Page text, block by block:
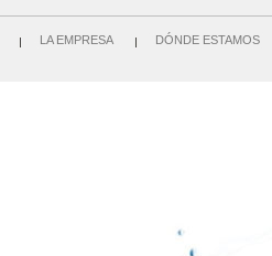
LA EMPRESA DÓNDE ESTAMOS